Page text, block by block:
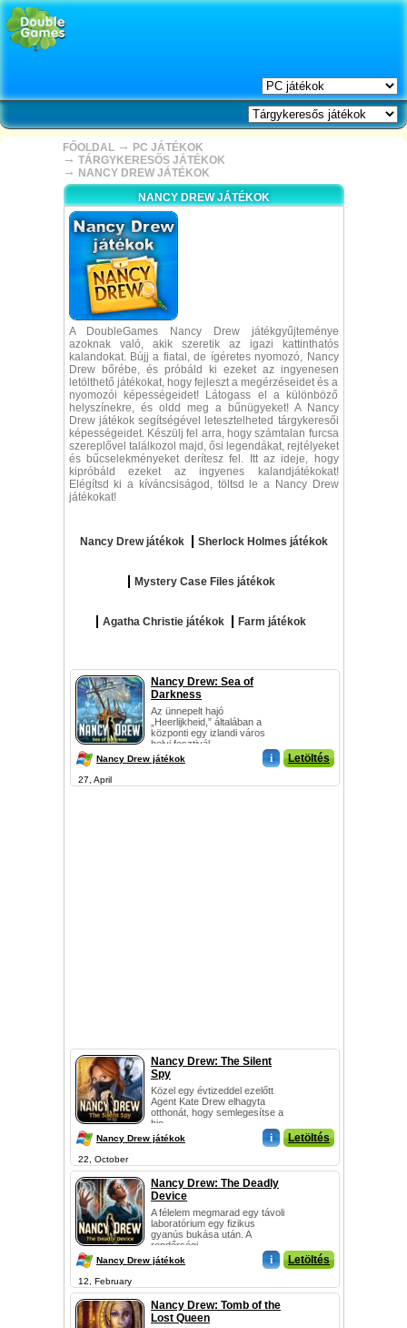
FŐOLDAL → PC JÁTÉKOK
→ TÁRGYKERESŐS JÁTÉKOK
→ NANCY DREW JÁTÉKOK
NANCY DREW JÁTÉKOK
A DoubleGames Nancy Drew játékgyűjteménye
azoknak való, akik szeretik az igazi kattinthatós
kalandokat. Bújj a fiatal, de ígéretes nyomozó, Nancy
Drew bőrébe, és próbáld ki ezeket az ingyenesen
letölthető játékokat, hogy fejleszt a megérzéseidet és a
nyomozói képességeidet! Látogass el a különböző
helyszínekre, és oldd meg a bűnügyeket! A Nancy
Drew játékok segítségével letesztelheted tárgykeresői
képességeidet. Készülj fel arra, hogy számtalan furcsa
szereplővel találkozol majd, ősi legendákat, rejtélyeket
és bűcselekményeket derítesz fel. Itt az ideje, hogy
kipróbáld ezeket az ingyenes kalandjátékokat!
Elégítsd ki a kíváncsiságod, töltsd le a Nancy Drew
játékokat!
Nancy Drew játékok Sherlock Holmes játékok
Mystery Case Files játékok
Agatha Christie játékok Farm játékok
Nancy Drew: Sea of
Darkness
Az ünnepelt hajó
„Heerlijkheid,” általában a
központi egy izlandi város
helyi fesztivál...
Nancy Drew játékok i Letöltés
27, April
Nancy Drew: The Silent
Spy
Közel egy évtizeddel ezelőtt
Agent Kate Drew elhagyta
otthonát, hogy semlegesítse a
bio...
Nancy Drew játékok i Letöltés
22, October
Nancy Drew: The Deadly
Device
A félelem megmarad egy távoli
laboratórium egy fizikus
gyanús bukása után. A
rendőrségi...
Nancy Drew játékok i Letöltés
12, February
Nancy Drew: Tomb of the
Lost Queen